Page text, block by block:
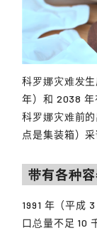
科罗娜灾难发
年）和 2038 年
科罗娜灾难前
点是集装箱）
带有各种容
1991 年（平成
口总量不足 10